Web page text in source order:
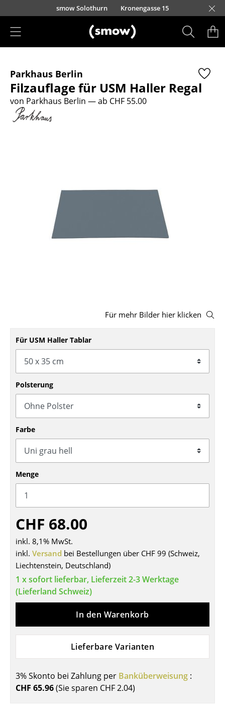
Direkt zum Inhaltsmow Solothurn Kronengasse 15
Sitzmöbel
Esszimmerstühle
Sofas
Freischwinger
Barhocker
Schaukelstühle
Bürodrehstühle
Konferenzstühle
Einzelteile
... alle Sitzmöbel
Tische
Esstische
Couchtische
Schreibtische
Sekretäre & PC-Tische
Konferenztische
Stehtische & Stehpulte
Kindertische
Einzelteile
Parkhaus Berlin
Filzauflage für USM Haller Regal
von Parkhaus Berlin — ab CHF 55.00
Für mehr Bilder hier klicken
Für USM Haller Tablar
Polsterung
Farbe
Menge
CHF 68.00
inkl. 8,1% MwSt.
inkl. Versand bei Bestellungen über CHF 99 (Schweiz,
Liechtenstein, Deutschland)
1 x sofort lieferbar, Lieferzeit 2-3 Werktage
(Lieferland Schweiz)
In den Warenkorb
Lieferbare Varianten
3% Skonto bei Zahlung per Banküberweisung :
CHF 65.96(Sie sparen CHF 2.04)